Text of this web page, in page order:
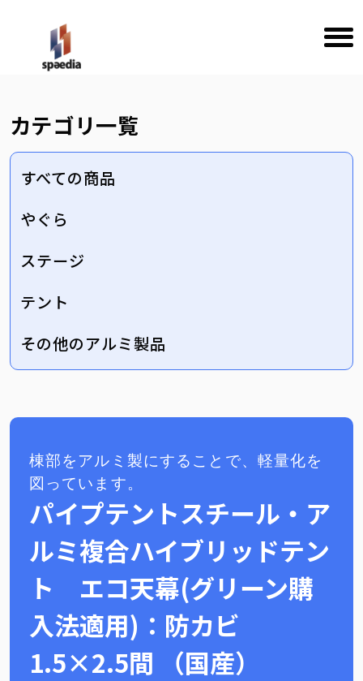
カテゴリ一覧
すべての商品
やぐら
ステージ
テント
その他のアルミ製品
棟部をアルミ製にすることで、軽量化を
図っています。
パイプテントスチール・ア
ルミ複合ハイブリッドテン
ト エコ天幕(グリーン購
入法適用)：防カビ
1.5×2.5間 （国産）